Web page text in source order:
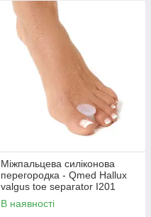
Міжпальцева силіконова
перегородка - Qmed Hallux
valgus toe separator I201
В наявності